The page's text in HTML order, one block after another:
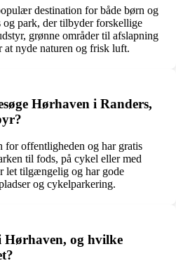
destination for både børn og
og park, der tilbyder forskellige
grønne områder til afslapning
nyde naturen og frisk luft.
Hørhaven i Randers,
for offentligheden og har gratis
til fods, på cykel eller med
let tilgængelig og har gode
og cykelparkering.
Hørhaven, og hvilke